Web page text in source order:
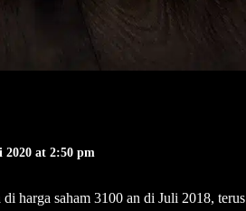
at 2:50 pm
harga saham 3100 an di Juli 2018, terus